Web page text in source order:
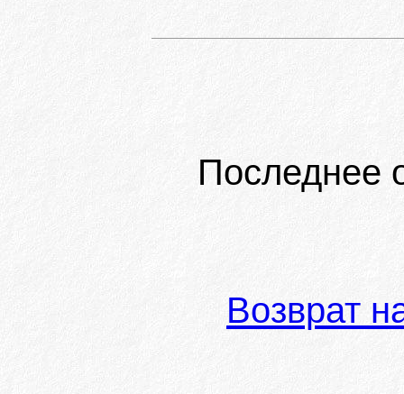
Последнее
Возврат